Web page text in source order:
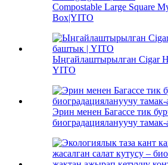
Compostable Large Square
Box|YITO
Ыңгайлаштырылган Cigar
YITO
Эрин менен Багассе тик
биоградациялануучу